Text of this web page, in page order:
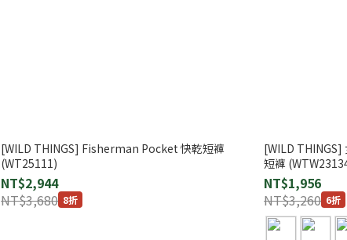
[WILD THINGS] Fisherman Pocket 快乾短褲
(WT25111)
NT$2,944
NT$3,680 8折
[WILD
短褲
NT$1,956
NT$3,260 6折